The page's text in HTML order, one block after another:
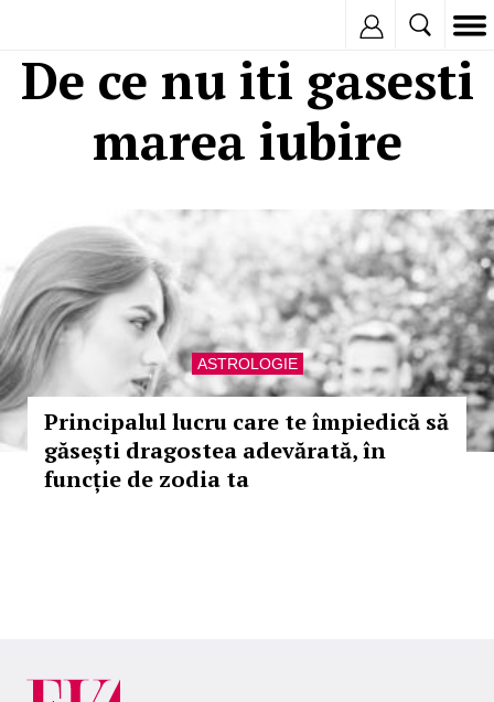
De ce nu iti gasesti
marea iubire
ASTROLOGIE
Principalul lucru care te împiedică să
găsești dragostea adevărată, în
funcție de zodia ta